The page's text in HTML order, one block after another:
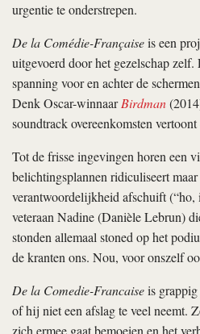
urgentie te onderstrepen.
De la Comédie-Françaiseis een
uitgevoerd door het gezelschap
spanning voor en achter de
Denk Oscar-winnaarBirdman
soundtrack overeenkomsten vertoont
Tot de frisse ingevingen horen een
belichtingsplannen ridiculiseert
verantwoordelijkheid afschuift (“ho,
veteraan Nadine (Danièle Lebrun)
stonden allemaal stoned op het
de kranten ons. Nou, voor onszelf
De la Comedie-Francaiseis
of hij niet een afslag te veel neemt.